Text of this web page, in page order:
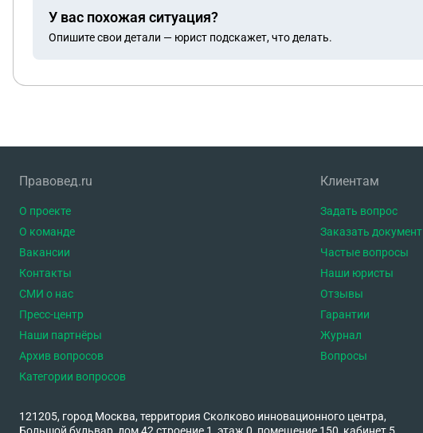
деньги? Спасибо.
У вас похожая ситуация?
Опишите свои детали — юрист подскажет, что делать.
Правовед.ru
О проекте
О команде
Вакансии
Контакты
СМИ о нас
Пресс-центр
Наши партнёры
Архив вопросов
Категории вопросов
Клиентам
Задать вопрос
Заказать документ
Частые вопросы
Наши юристы
Отзывы
Гарантии
Журнал
Вопросы
121205, город Москва, территория Сколково инновационного центра,